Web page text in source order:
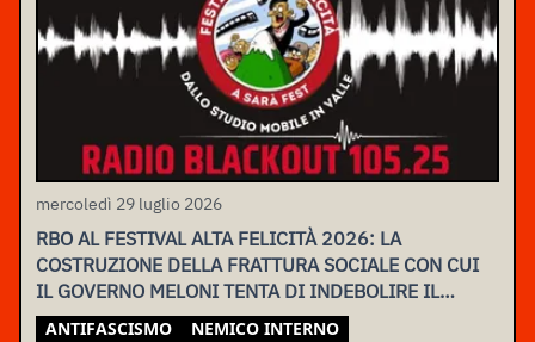
mercoledì 29 luglio 2026
RBO AL FESTIVAL ALTA FELICITÀ 2026: LA
COSTRUZIONE DELLA FRATTURA SOCIALE CON CUI
IL GOVERNO MELONI TENTA DI INDEBOLIRE IL
MOVIMENTO
ANTIFASCISMO
NEMICO INTERNO